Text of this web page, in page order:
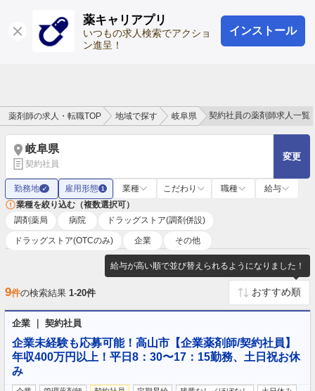
薬キャリアプリ
いつもの求人検索でアクショ
ン進呈！
インストール
ログイン 会員登録
薬剤師の求人・転職TOP 地域で探す 岐阜県 契約社員の薬剤師求人一覧
岐阜県
契約社員
変更
勤務地 ✓ 雇用形態 1 業種 こだわり 職種
給与
業種を絞り込む（複数選択可）
調剤薬局
病院 ドラッグストア(調剤併設)
ドラッグストア(OTCのみ) 企業 その他
給与が高い順で並び替えられるようになりました！
9件の検索結果 1-20件
企業 ｜ 契約社員
企業未経験も応募可能！高山市【企業薬剤師/契約社員】
年収400万円以上！平日8：30〜17：15勤務、土日祝お休
み